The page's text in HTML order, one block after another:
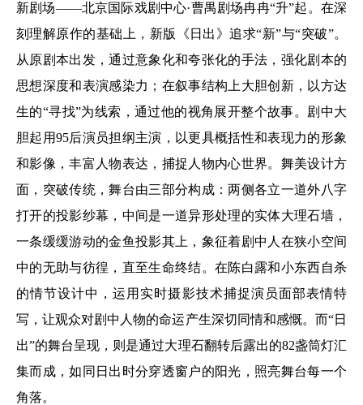
新剧场——北京国际戏剧中心·曹禺剧场冉冉“升”起。在深
刻理解原作的基础上，新版《日出》追求“新”与“突破”。
从原剧本出发，通过意象化和夸张化的手法，强化剧本的
思想深度和表演感染力；在叙事结构上大胆创新，以方达
生的“寻找”为线索，通过他的视角展开整个故事。剧中大
胆起用95后演员担纲主演，以更具概括性和表现力的形象
和影像，丰富人物表达，捕捉人物内心世界。舞美设计方
面，突破传统，舞台由三部分构成：两侧各立一道外八字
打开的投影纱幕，中间是一道异形处理的实体大理石墙，
一条缓缓游动的金鱼投影其上，象征着剧中人在狭小空间
中的无助与彷徨，直至生命终结。在陈白露和小东西自杀
的情节设计中，运用实时摄影技术捕捉演员面部表情特
写，让观众对剧中人物的命运产生深切同情和感慨。而“日
出”的舞台呈现，则是通过大理石翻转后露出的82盏筒灯汇
集而成，如同日出时分穿透窗户的阳光，照亮舞台每一个
角落。